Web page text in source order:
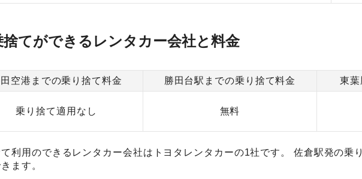
てができるレンタカー会社と料金
空港までの乗り捨て料金 勝田台駅までの乗り捨て料金 東
乗り捨て適用なし 無料
利用のできるレンタカー会社はトヨタレンタカーの1社です。 佐倉駅発の乗
ます。